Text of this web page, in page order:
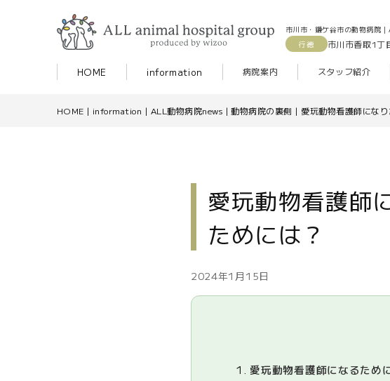
市川市・鎌ケ谷市の動物病院
行徳
市川市香取1丁
HOME information 病院案内 スタッフ紹介
HOME | information | ALL動物病院news | 動物病院の裏側 | 愛玩動物看護師にな
愛玩動物看護師
ためには？
2024年1月15日
1. 愛玩動物看護師になるため